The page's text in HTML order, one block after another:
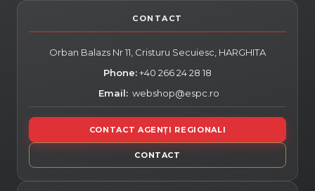
Orban Balazs Nr 11, Cristuru Secuiesc, HARGHITA
Phone:+40 266 24 28 18
Email: webshop@espc.ro
CONTACT AGENȚI REGIONALI
CONTACT